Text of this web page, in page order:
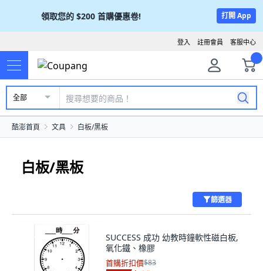
領取您的 $200 首購優惠卷! 打開 App
客服中心
註冊會員
登入
全部
酷澎首頁 文具 白板/黑板
白板/黑板
篩選器
SUCCESS 成功 幼教時鐘軟性磁白板,
氧化鐵、橡膠
首購折扣價$83